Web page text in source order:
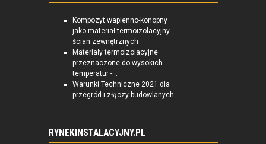
Kompozyt wapienno-konopny
jako materiał termoizolacyjny
ścian zewnętrznych
Materiały termoizolacyjne
przeznaczone do wysokich
temperatur -...
Warunki Techniczne 2021 dla
przegród i złączy budowlanych
RYNEKINSTALACYJNY.PL